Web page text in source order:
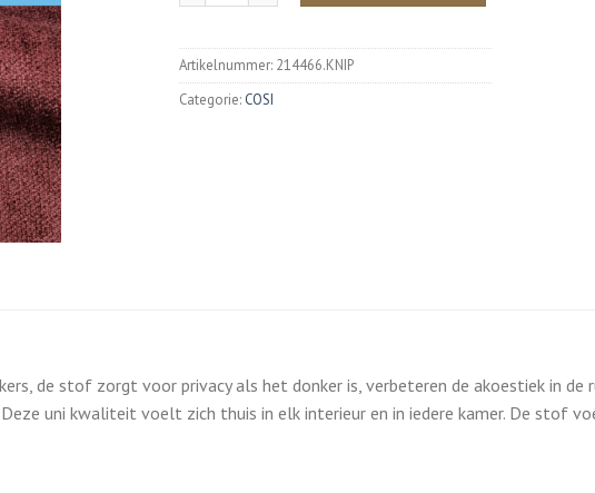
Artikelnummer: 214466.KNIP
Categorie: COSI
de stof zorgt voor privacy als het donker is, verbeteren de akoestiek in de
uni kwaliteit voelt zich thuis in elk interieur en in iedere kamer. De stof